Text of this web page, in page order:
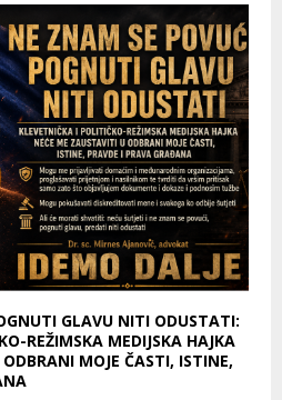
GLAVU NITI ODUSTATI:
REŽIMSKA MEDIJSKA HAJKA
MOJE ČASTI, ISTINE,